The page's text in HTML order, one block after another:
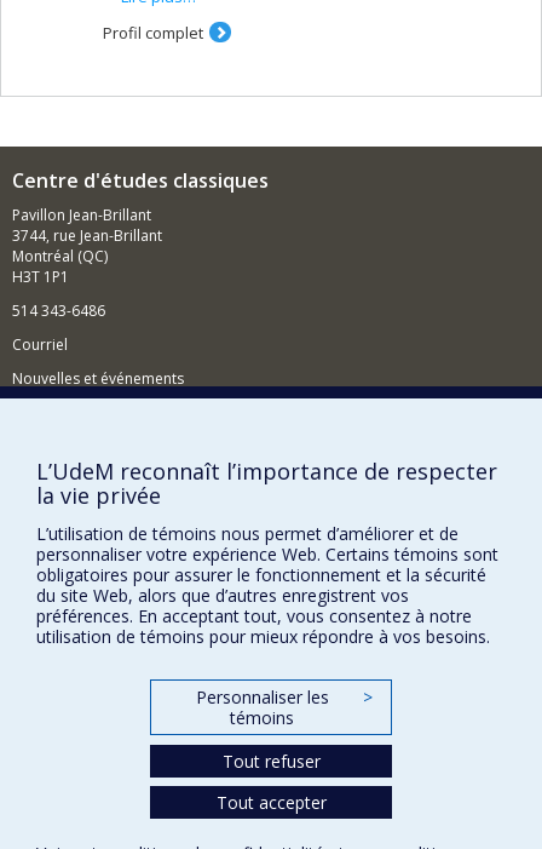
études qui portent sur d'autres traités de
Xénophon, notamment le Hiéron.
Réfutations sophistiques d'Aristote (1995), je
la pratique de la réfutation (elenchos) chez
plus tardifs, notamment Proclus et Clément
l'ensemble des articles que j'ai consacrés à la
philosophie grecque. Bien que la notion d'auto-
suffisance (autarkeia) occupe une place centrale
qu'elle mérite. Je terminerai bientôt la rédaction
d'un ouvrage qui porte sur l'idéal d'autarcie chez
Socrate et les Cyniques. Le propos de cet
ouvrage est de poser à nouveaux frais la
question de la filiation entre Socrate et les
Cyniques en prenant comme fil conducteur la
conception de l'autarcie chez le Socrate de
Platon, le Socrate de Xénophon et les Cyniques.
Profil complet
Centre d'études classiques
Pavillon Jean-Brillant
3744, rue Jean-Brillant
Montréal (QC)
H3T 1P1
514 343-6486
Courriel
Nouvelles et événements
BESOIN D'AIDE?
Plan du site
Signaler une erreur
Accessibilité
FACULTÉ DES ARTS ET DES SCIENCES
L’UdeM reconnaît l’importance de respecter
la vie privée
L’utilisation de témoins nous permet d’améliorer et de
personnaliser votre expérience Web. Certains témoins sont
obligatoires pour assurer le fonctionnement et la sécurité
du site Web, alors que d’autres enregistrent vos
préférences. En acceptant tout, vous consentez à notre
utilisation de témoins pour mieux répondre à vos besoins.
Personnaliser les
témoins
>
Tout refuser
Tout accepter